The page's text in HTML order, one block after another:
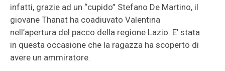
infatti, grazie ad un “cupido” Stefano De Martino, il
giovane Thanat ha coadiuvato Valentina
nell’apertura del pacco della regione Lazio. E’ stata
in questa occasione che la ragazza ha scoperto di
avere un ammiratore.